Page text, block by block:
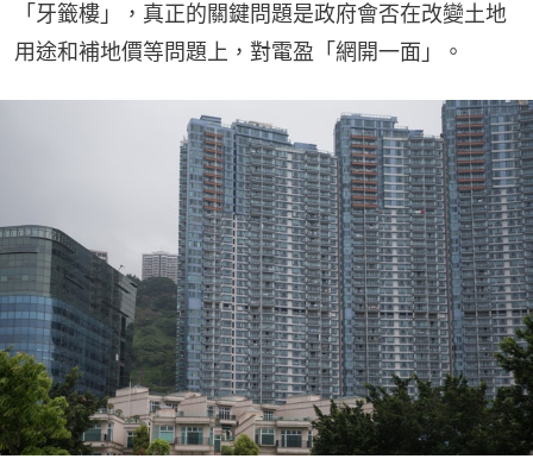
「牙籤樓」，真正的關鍵問題是政府會否在改變土地
用途和補地價等問題上，對電盈「網開一面」。